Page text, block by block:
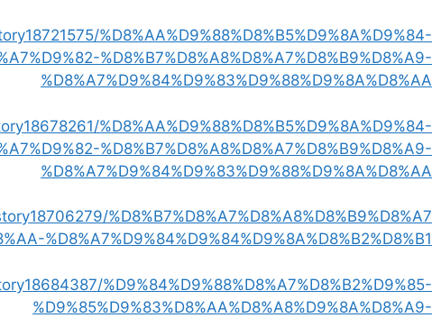
%D8%AA%D9%88%D8%B5%D9%8A%D9%84-
%D8%B7%D8%A8%D8%A7%D8%B9%D8%A9-
%D8%A7%D9%84%D9%83%D9%88%D9%8A%D8%AA
%D8%AA%D9%88%D8%B5%D9%8A%D9%84-
%D8%B7%D8%A8%D8%A7%D8%B9%D8%A9-
%D8%A7%D9%84%D9%83%D9%88%D9%8A%D8%AA
%D8%B7%D8%A7%D8%A8%D8%B9%D8%A7
%D8%A7%D9%84%D9%84%D9%8A%D8%B2%D8%B1
%D9%84%D9%88%D8%A7%D8%B2%D9%85-
%D9%85%D9%83%D8%AA%D8%A8%D9%8A%D8%A9-